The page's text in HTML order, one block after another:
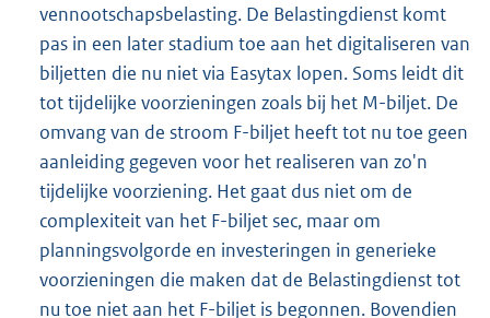
vennootschapsbelasting. De Belastingdienst komt
pas in een later stadium toe aan het digitaliseren van
biljetten die nu niet via Easytax lopen. Soms leidt dit
tot tijdelijke voorzieningen zoals bij het M-biljet. De
omvang van de stroom F-biljet heeft tot nu toe geen
aanleiding gegeven voor het realiseren van zo'n
tijdelijke voorziening. Het gaat dus niet om de
complexiteit van het F-biljet sec, maar om
planningsvolgorde en investeringen in generieke
voorzieningen die maken dat de Belastingdienst tot
nu toe niet aan het F-biljet is begonnen. Bovendien